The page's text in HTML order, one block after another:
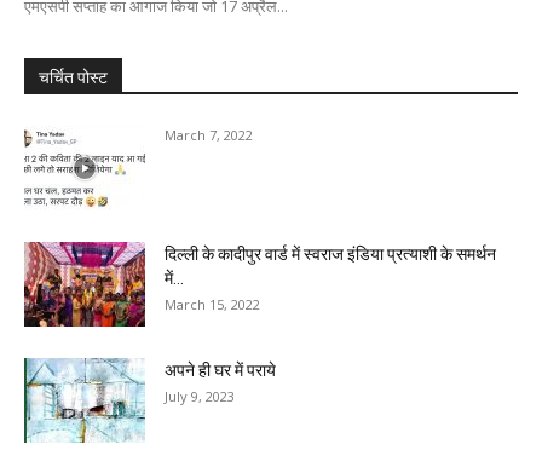
एमएसपी सप्ताह का आगाज किया जो 17 अप्रैल...
चर्चित पोस्ट
March 7, 2022
दिल्ली के कादीपुर वार्ड में स्वराज इंडिया प्रत्याशी के समर्थन
में...
March 15, 2022
अपने ही घर में पराये
July 9, 2023